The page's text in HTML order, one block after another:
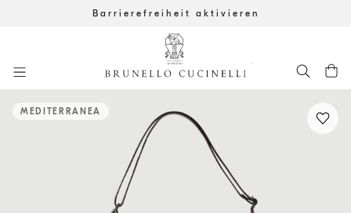
Barrierefreiheit aktivieren
MEDITERRANEA